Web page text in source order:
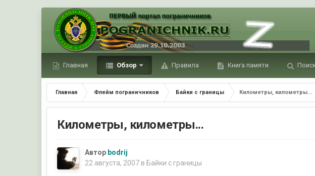
Главная Обзор Правила Книга памяти
Главная Флейм пограничников Байки с границы Километры, километры...
Километры, километры...
Автор bodrij
22 августа, 2007 в Байки с границы